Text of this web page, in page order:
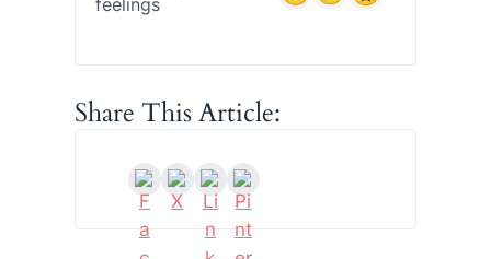
Share This Article: